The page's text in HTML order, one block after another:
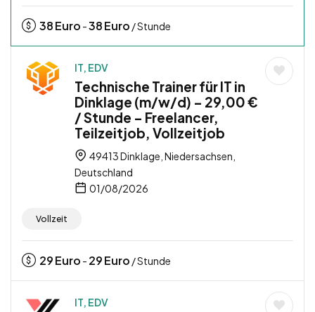
38Euro -38Euro / Stunde
IT, EDV
Technische Trainer für IT in
Dinklage (m/w/d) – 29,00 €
/ Stunde – Freelancer,
Teilzeitjob, Vollzeitjob
49413 Dinklage, Niedersachsen,
Deutschland
01/08/2026
Vollzeit
29Euro - 29Euro / Stunde
IT, EDV